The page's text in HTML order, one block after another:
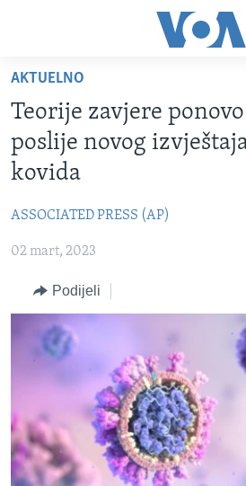
glavni
sadržaj
na
glavnu
Idi
na
VIDEO
FOTOGRAFIJE DANA
SJEDINJENE AMERIČKE DRŽAVE
BOSNA I HERCEGOVINA
SVIJET
NAUKA I TEHNOLOGIJA
SPECIJALNI PROJEKTI
KORUPCIJA
SLOBODA MEDIJA
ŽENSKA STRANA
IZBJEGLIČKA STRANA
MAGAZIN
O GLASU AMERIKE
AKTUELNO
Teorije zavjere
poslije novog
kovida
ASSOCIATED PRESS (AP)
02 mart, 2023
Podijeli